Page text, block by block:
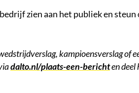
zien aan het publiek en
kampioensverslag of
dalto.nl/plaats-een-berichten deel